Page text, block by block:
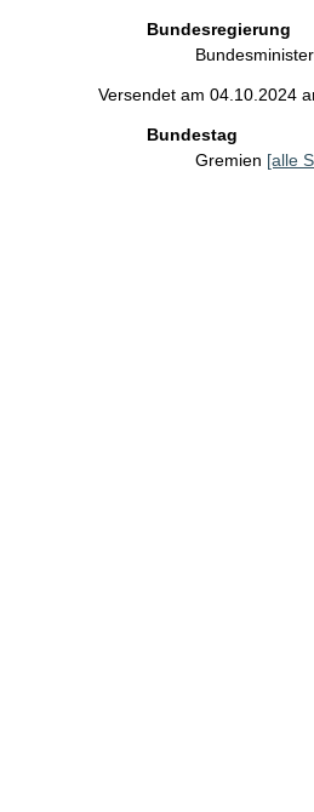
Bundesregierung
Versendet am 04.10.2024
Bundestag
Gremien [alle